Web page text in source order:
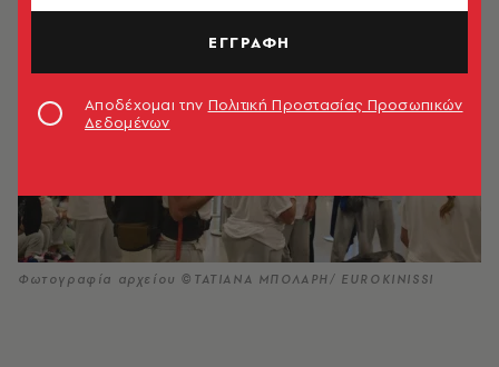
Φωτογραφία αρχείου ©ΤΑΤΙΑΝΑ ΜΠΟΛΑΡΗ/ EUROKINISSI
ΕΓΓΡΑΦΗ
Αποδέχομαι την Πολιτική Προστασίας Προσωπικών
Δεδομένων